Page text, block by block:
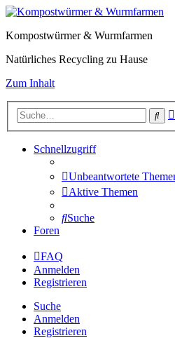
Kompostwürmer & Wurmfarmen
Natürliches Recycling zu Hause
Zum Inhalt
Schnellzugriff
Unbeantwortete
Aktive Themen
Suche
Foren
FAQ
Anmelden
Registrieren
Suche
Anmelden
Registrieren